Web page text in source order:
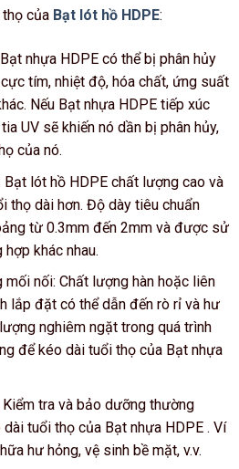
của Bạt lót hồ HDPE:
nhựa HDPE có thể bị phân hủy
tím, nhiệt độ, hóa chất, ứng suất
Nếu Bạt nhựa HDPE tiếp xúc
UV sẽ khiến nó dần bị phân hủy,
của nó.
lót hồ HDPE chất lượng cao và
thọ dài hơn. Độ dày tiêu chuẩn
từ 0.3mm đến 2mm và được sử
khác nhau.
nối: Chất lượng hàn hoặc liên
lắp đặt có thể dẫn đến rò rỉ và hư
nghiêm ngặt trong quá trình
để kéo dài tuổi thọ của Bạt nhựa
tra và bảo dưỡng thường
tuổi thọ của Bạt nhựa HDPE . Ví
hư hỏng, vệ sinh bề mặt, v.v.